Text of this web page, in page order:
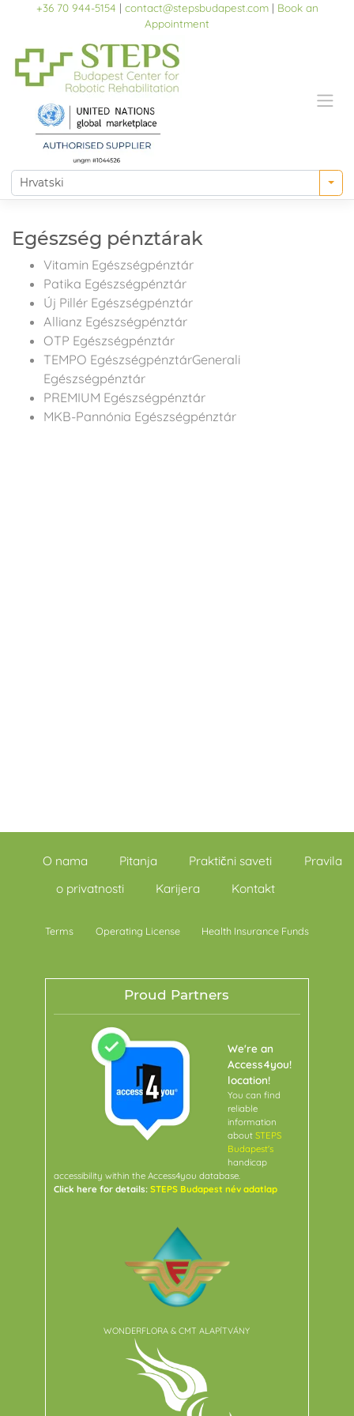
+36 70 944-5154 | contact@stepsbudapest.com| Book an
Appointment
Egészség pénztárak
Vitamin Egészségpénztár
Patika Egészségpénztár
Új Pillér Egészségpénztár
Allianz Egészségpénztár
OTP Egészségpénztár
TEMPO EgészségpénztárGenerali
Egészségpénztár
PREMIUM Egészségpénztár
MKB-Pannónia Egészségpénztár
O nama Pitanja Praktični saveti
Pravila
o privatnosti
Karijera Kontakt
Terms Operating License Health Insurance Funds
Proud Partners
We're an
Access4you!
location!
You can find
reliable
information
about STEPS
Budapest's
handicap
accessibility within the Access4you database.
Click here for details: STEPS Budapest név adatlap
WONDERFLORA & CMT ALAPÍTVÁNY